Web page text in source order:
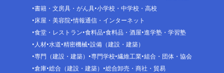
書籍・文房具・がん具 小学校・中学校・高校
床屋・美容院 情報通信・インターネット
食堂・レストラン 食料品 食料品・酒屋 進学塾・学習塾
人材 水道 精密機械 設備（建設・建築）
専門（建設・建築）
専門学校 繊維工業 組合・団体・協会
倉庫 総合（建設・建築）
総合卸売・商社・貿易